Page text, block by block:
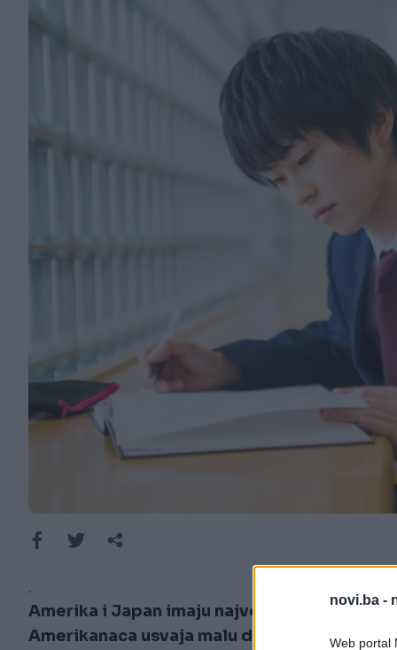
novi.ba -
Web portal
.
Amerika i Japan imaju najveće stope
Amerikanaca usvaja malu djecu, u Japanu